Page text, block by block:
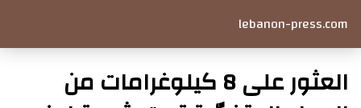
lebanon-press.com
العثور على 8 كيلوغرامات من